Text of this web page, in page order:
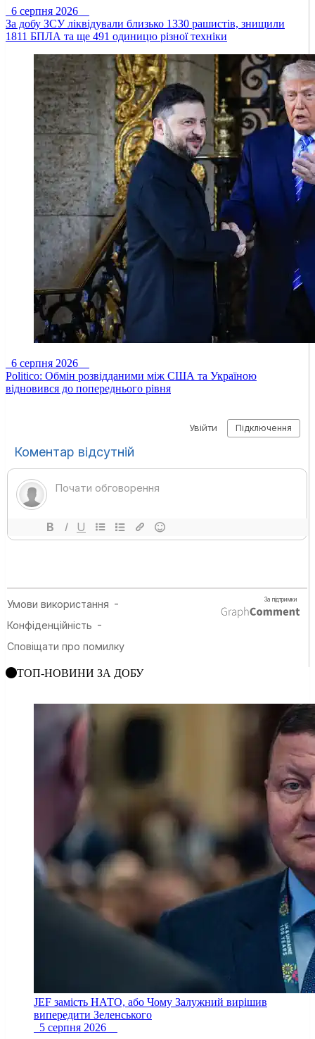
6 серпня 2026
За добу ЗСУ ліквідували близько 1330 рашистів, знищили
1811 БПЛА та ще 491 одиницю різної техніки
6 серпня 2026
Politico: Обмін розвідданими між США та Україною
відновився до попереднього рівня
ТОП-НОВИНИ ЗА ДОБУ
JEF замість НАТО, або Чому Залужний вирішив
випередити Зеленського
5 серпня 2026